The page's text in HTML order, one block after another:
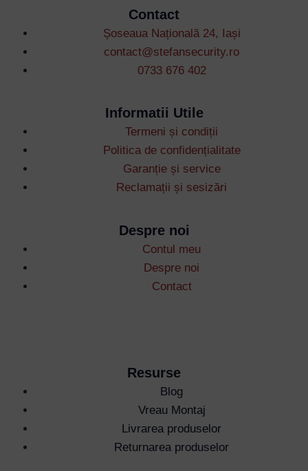
Contact
Șoseaua Națională 24, Iași
contact@stefansecurity.ro
0733 676 402
Informatii Utile
Termeni și condiții
Politica de confidențialitate
Garanție și service
Reclamații și sesizări
Despre noi
Contul meu
Despre noi
Contact
Resurse
Blog
Vreau Montaj
Livrarea produselor
Returnarea produselor
Username or Email Address
Remember Me
Lost your password?